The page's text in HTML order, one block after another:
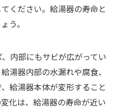
ください。給湯器の寿命と
う。
内部にもサビが広がってい
湯器内部の水漏れや腐食、
給湯器本体が変形すること
化は、給湯器の寿命が近い